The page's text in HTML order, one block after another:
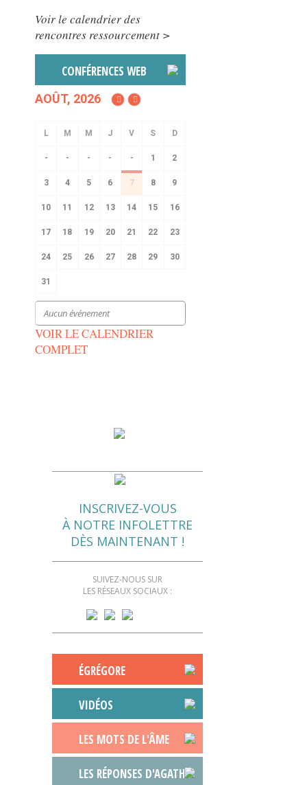
Voir le calendrier des
rencontres ressourcement >
CONFÉRENCES WEB
AOÛT, 2026
- - - - - 1 2
3 4 5 6 7 8 9
10 11 12 13 14 15 16
17 18 19 20 21 22 23
24 25 26 27 28 29 30
31
Aucun événement
VOIR LE CALENDRIER
COMPLET
INSCRIVEZ-VOUS
À NOTRE INFOLETTRE
DÈS MAINTENANT !
SUIVEZ-NOUS SUR
LES RÉSEAUX SOCIAUX :
ÉGRÉGORE
VIDÉOS
LES MOTS DE L'ÂME
LES RÉPONSES D'AGATHE